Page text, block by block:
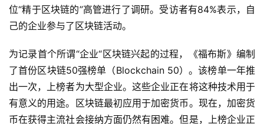
位“精于区块链的”高管进行了调研。受访者有84%表示，自
己的企业参与了区块链活动。
为记录首个所谓“企业“区块链兴起的过程，《福布斯》编制
了首份区块链50强榜单（Blockchain 50）。该榜单一年推
出一次，上榜者为大型企业。这些企业正在将这种技术用于
有意义的用途。区块链最初应用于加密货币。现在，加密货
币在获得主流社会接纳方面仍然有困难。但是，上榜企业正